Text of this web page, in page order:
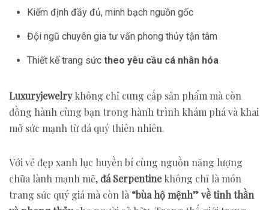
Kiểm định đầy đủ, minh bạch nguồn gốc
Đội ngũ chuyên gia tư vấn phong thủy tận tâm
Thiết kế trang sức theo yêu cầu cá nhân hóa
Luxuryjewelrykhông chỉ cung cấp sản phẩm mà còn
đồng hành cùng bạn trong hành trình khám phá và khai
mở sức mạnh từ đá quý thiên nhiên.
Với vẻ đẹp xanh lục huyền bí cùng nguồn năng lượng
chữa lành mạnh mẽ,đá Serpentinekhông chỉ là món
trang sức quý giá mà còn là “bùa hộ mệnh” về tinh thần